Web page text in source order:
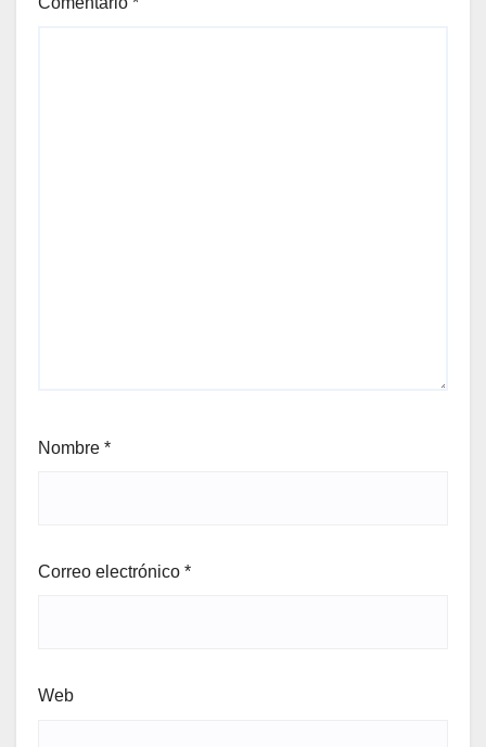
Nombre *
Correo electrónico *
Web